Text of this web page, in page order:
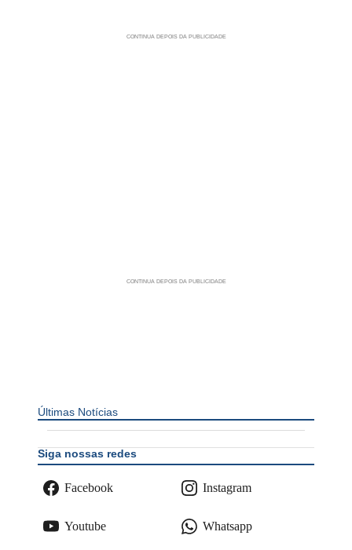
Últimas Notícias
Siga nossas redes
Facebook Instagram
Youtube Whatsapp